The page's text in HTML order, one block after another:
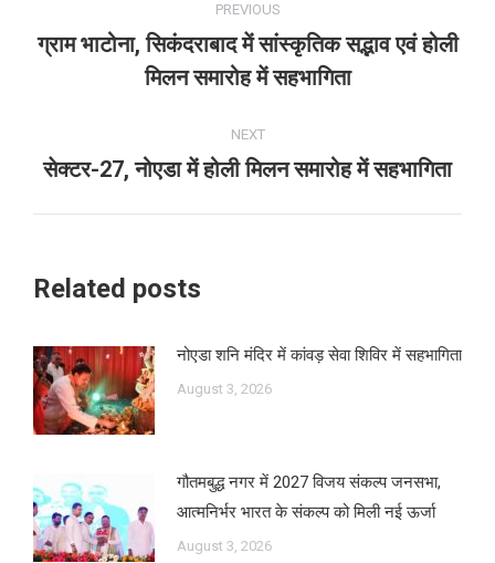
navigation
PREVIOUS
Previous
post:
ग्राम भाटोना, सिकंदराबाद में सांस्कृतिक सद्भाव एवं होली
मिलन समारोह में सहभागिता
NEXT
Next
सेक्टर-27, नोएडा में होली मिलन समारोह में सहभागिता
Related posts
नोएडा शनि मंदिर में कांवड़ सेवा शिविर में सहभागिता
August 3, 2026
गौतमबुद्ध नगर में 2027 विजय संकल्प जनसभा,
आत्मनिर्भर भारत के संकल्प को मिली नई ऊर्जा
August 3, 2026